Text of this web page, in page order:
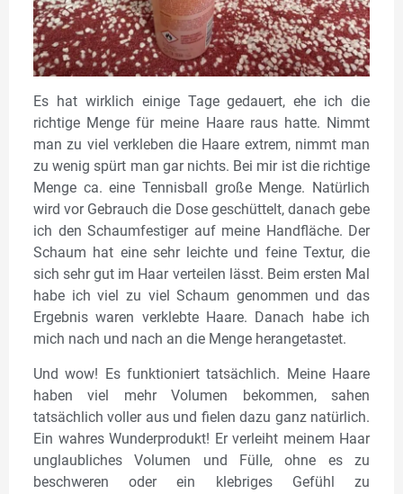
Es hat wirklich einige Tage gedauert, ehe ich die
richtige Menge für meine Haare raus hatte. Nimmt
man zu viel verkleben die Haare extrem, nimmt man
zu wenig spürt man gar nichts. Bei mir ist die richtige
Menge ca. eine Tennisball große Menge. Natürlich
wird vor Gebrauch die Dose geschüttelt, danach gebe
ich den Schaumfestiger auf meine Handfläche. Der
Schaum hat eine sehr leichte und feine Textur, die
sich sehr gut im Haar verteilen lässt. Beim ersten Mal
habe ich viel zu viel Schaum genommen und das
Ergebnis waren verklebte Haare. Danach habe ich
mich nach und nach an die Menge herangetastet.
Und wow! Es funktioniert tatsächlich. Meine Haare
haben viel mehr Volumen bekommen, sahen
tatsächlich voller aus und fielen dazu ganz natürlich.
Ein wahres Wunderprodukt! Er verleiht meinem Haar
unglaubliches Volumen und Fülle, ohne es zu
beschweren oder ein klebriges Gefühl zu